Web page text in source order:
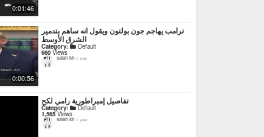
0:01:46
0:00:56
ترامب يهاجم جون بولتون ويقول انه ساهم بتدمير
الشرق الأوسط
Category: Default
660 Views
salah kh 1 year
تفاصيل إمبراطورية رامي لكح
Category: Default
1,565Views
salah kh 1 year